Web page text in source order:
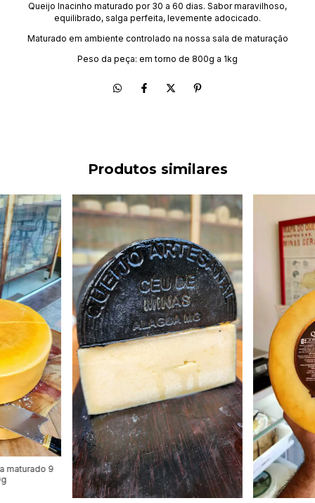
Queijo Inacinho maturado por 30 a 60 dias. Sabor maravilhoso,
equilibrado, salga perfeita, levemente adocicado.
Maturado em ambiente controlado na nossa sala de maturação
Peso da peça: em torno de 800g a 1kg
Produtos similares
maturado 9